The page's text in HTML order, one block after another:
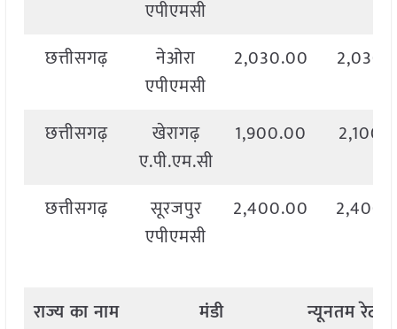
एपीएमसी
छत्तीसगढ़
नेओरा
एपीएमसी
2,030.00
छत्तीसगढ़
खेरागढ़
ए.पी.एम.सी
1,900.00
छत्तीसगढ़
सूरजपुर
एपीएमसी
2,400.00
राज्यकानाम मंडी न्यूनतमरेट